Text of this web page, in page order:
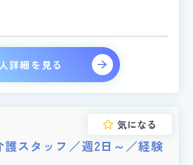
詳細を見る
スタッフ／週2日～／経験
気になる